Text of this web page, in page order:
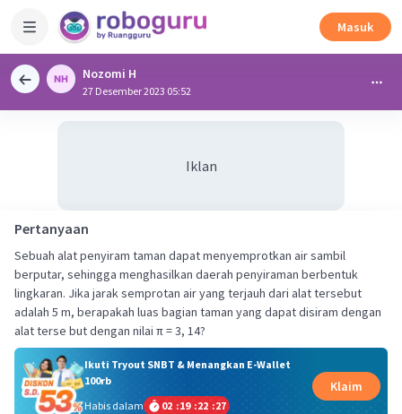
Masuk
Nozomi H
27 Desember 2023 05:52
Iklan
Pertanyaan
Sebuah alat penyiram taman dapat menyemprotkan air sambil
berputar, sehingga menghasilkan daerah penyiraman berbentuk
lingkaran. Jika jarak semprotan air yang terjauh dari alat tersebut
adalah 5 m, berapakah luas bagian taman yang dapat disiram dengan
alat terse but dengan nilai π = 3, 14?
Ikuti Tryout SNBT & Menangkan E-Wallet
100rb
Habis dalam
02 :19 :22 :26
Klaim